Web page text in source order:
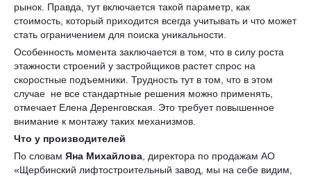
рынок. Правда, тут включается такой параметр, как
стоимость, который приходится всегда учитывать и что может
стать ограничением для поиска уникальности.
Особенность момента заключается в том, что в силу роста
этажности строений у застройщиков растет спрос на
скоростные подъемники. Трудность тут в том, что в этом
случае не все стандартные решения можно применять,
отмечает Елена Деренговская. Это требует повышенное
внимание к монтажу таких механизмов.
Что у производителей
По словам Яна Михайлова , директора по продажам АО
«Щербинский лифтостроительный завод, мы на себе видим,